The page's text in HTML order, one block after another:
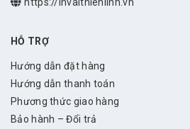
HỖ TRỢ
Hướng dẫn đặt hàng
Hướng dẫn thanh toán
Phương thức giao hàng
Bảo hành – Đổi trả